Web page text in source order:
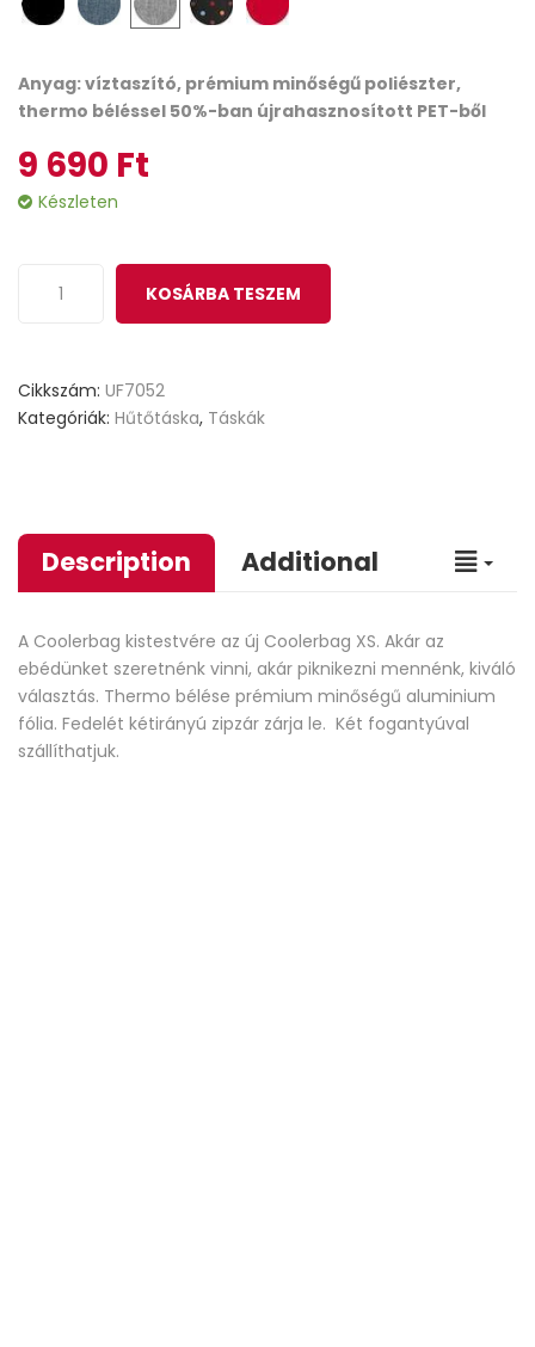
Anyag: víztaszító, prémium minőségű poliészter,
thermo béléssel 50%-ban újrahasznosított PET-ből
9 690 Ft
Készleten
KOSÁRBA TESZEM
Cikkszám: UF7052
Kategóriák: Hűtőtáska, Táskák
Description Additional
A Coolerbag kistestvére az új Coolerbag XS. Akár az
ebédünket szeretnénk vinni, akár piknikezni mennénk, kiváló
választás. Thermo bélése prémium minőségű aluminium
fólia. Fedelét kétirányú zipzár zárja le. Két fogantyúval
szállíthatjuk.